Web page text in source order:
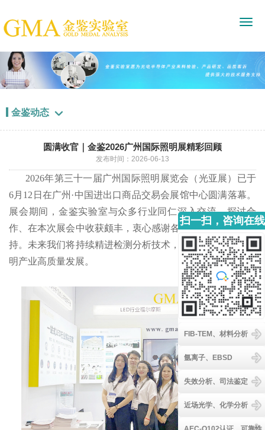
金鉴动态 
圆满收官｜金鉴2026广州国际照明展精彩回顾
发布时间：2026-06-13
2026年第三十一届广州国际照明展览会（光亚展）已于
6月12日在广州·中国进出口商品交易会展馆中心圆满落幕。
展会期间，金鉴实验室与众多行业同仁深入交流、探讨合
作、在本次展会中收获颇丰，衷心感谢各界同仁的关注与支
持。未来我们将持续精进检测分析技术，以专业实力赋能照
明产业高质量发展。
扫一扫，咨询在线
客服
FIB-TEM、材料分析
氩离子、EBSD
失效分析、司法鉴定
近场光学、化学分析